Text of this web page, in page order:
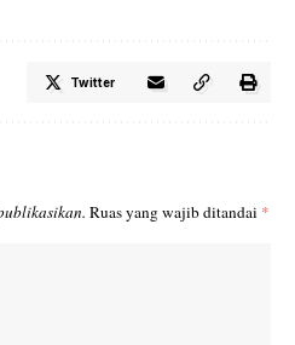
Twitter
Ruas yang wajib ditandai *